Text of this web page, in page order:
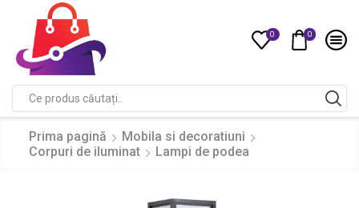
0 0
input
Prima pagină
Mobila si decoratiuni
Corpuri de iluminat
Lampi de podea